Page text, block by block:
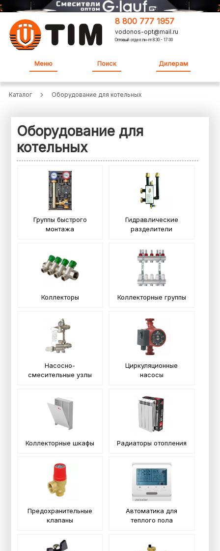
8 800 777 1957
vodonos-opt@mail.ru
Оптовый отдел:пн-пт 8:30 - 17:00
Меню Поиск Дилерам
Каталог Оборудование для котельных
Оборудование для
котельных
Группы быстрого
монтажа
Гидравлические
разделители
Коллекторы Коллекторные группы
Насосно-
смесительные узлы
Циркуляционные
насосы
Коллекторные шкафы Радиаторы отопления
Предохранительные
клапаны
Автоматика для
теплого пола